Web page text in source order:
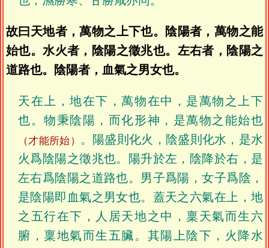
故曰天地者，萬物之上下也。陰陽者，萬物之能
始也。水火者，陰陽之徵兆也。左右者，陰陽之
道路也。陰陽者，血氣之男女也。
天在上，地在下，萬物在中，是萬物之上下
也。物秉陰陽，而化形神，是萬物之能始也
（才能所始）
。陽盛則化火，陰盛則化水，是水
火爲陰陽之徵兆也。陽升於左，陰降於右，是
左右爲陰陽之道路也。男子爲陽，女子爲陰，
是陰陽即血氣之男女也。蓋天之六氣在上，地
之五行在下，人居天地之中，稟天氣而生六
腑，稟地氣而生五臟。其陽上陰下，火降水